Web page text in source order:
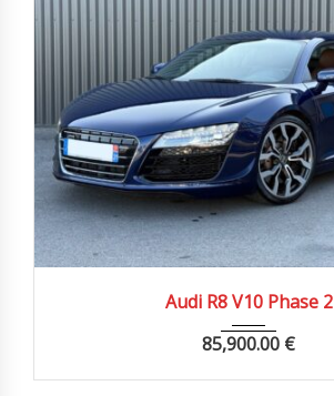
Audi R8 V10 Phase 2
85,900.00 €